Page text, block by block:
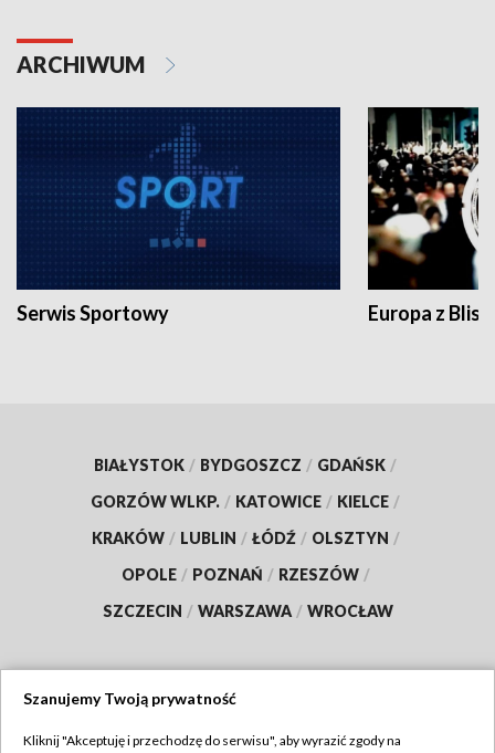
ARCHIWUM
Serwis Sportowy Europa z
BIAŁYSTOK / BYDGOSZCZ / GDAŃSK /
GORZÓW WLKP. / KATOWICE / KIELCE /
KRAKÓW / LUBLIN / ŁÓDŹ / OLSZTYN /
OPOLE / POZNAŃ / RZESZÓW /
SZCZECIN / WARSZAWA / WROCŁAW
Szanujemy Twoją prywatność
Kliknij "Akceptuję i przechodzę do serwisu", aby wyrazić zgody na